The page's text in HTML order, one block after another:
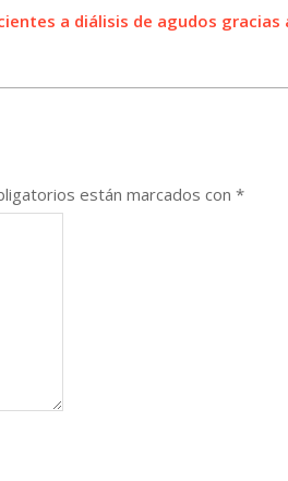
a diálisis de agudos gracias
están marcados con *